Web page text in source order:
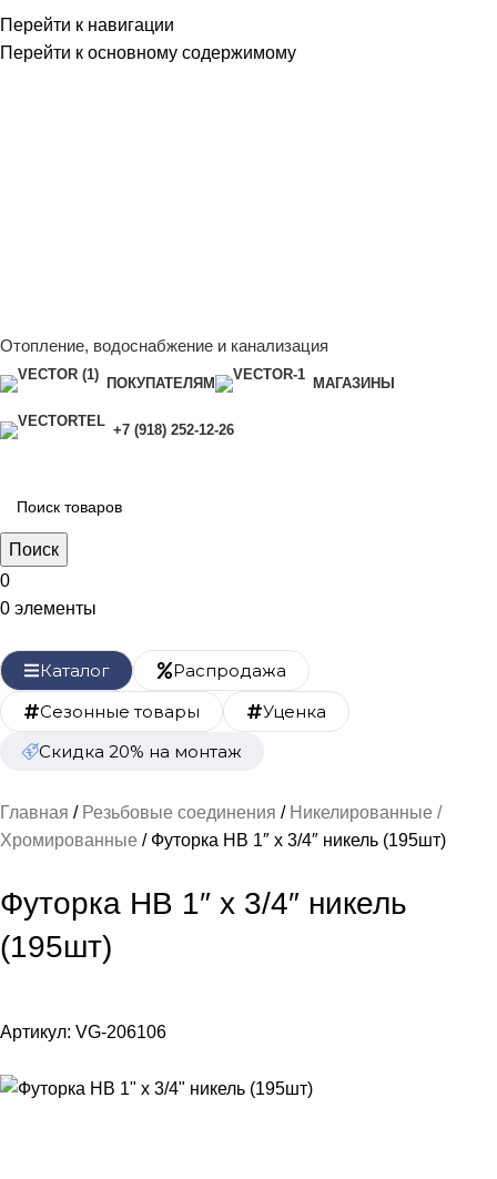
Перейти к навигации
Перейти к основному содержимому
Отопление, водоснабжение и канализация
ПОКУПАТЕЛЯМ МАГАЗИНЫ
+7 (918) 252-12-26
Поиск
0
0 элементы
Каталог
Распродажа
Сезонные товары
Уценка
Скидка 20% на монтаж
Главная Резьбовые соединения
Никелированные /
Хромированные
Футорка НB 1″ х 3/4″ никель (195шт)
Футорка НB 1″ х 3/4″ никель
(195шт)
Артикул: VG-206106